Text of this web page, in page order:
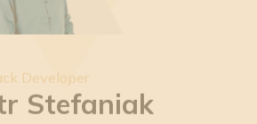
Developer
Stefaniak